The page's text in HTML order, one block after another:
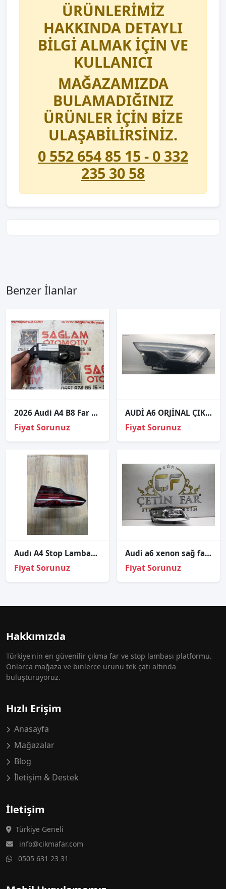
ÜRÜNLERİMİZ
HAKKINDA DETAYLI
BİLGİ ALMAK İÇİN VE
KULLANICI
MAĞAZAMIZDA
BULAMADIĞINIZ
ÜRÜNLER İÇİN BİZE
ULAŞABİLİRSİNİZ.
0 552 654 85 15 - 0 332
235 30 58
Benzer İlanlar
2026 Audi A4 B8 Far Anahtarı 8K0941531AL
Fiyat Sorunuz
AUDİ A6 ORJİNAL ÇIKMA SOL FAR B
Fiyat Sorunuz
Audı A4 Stop Lambası İç Sağ 2020-2023
Fiyat Sorunuz
Audi̇ a6 xenon sağ far 4fo941004
Fiyat Sorunuz
Hakkımızda
Türkiye'nin en güvenilir çıkma far ve stop lambası platformu.
Onlarca mağaza ve binlerce ürünü tek çatı altında
buluşturuyoruz.
Hızlı Erişim
Anasayfa
Mağazalar
Blog
İletişim & Destek
İletişim
Türkiye Geneli
info@cikmafar.com
0505 631 23 31